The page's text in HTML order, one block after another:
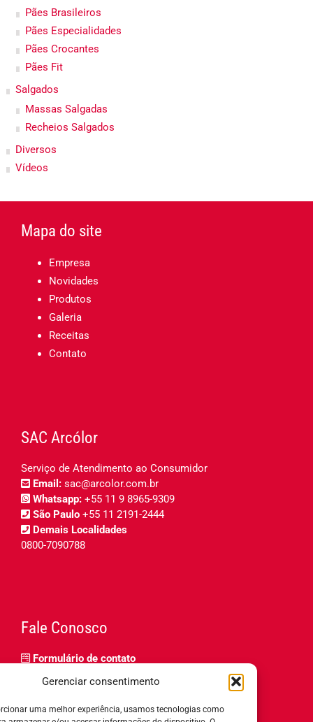
Gerenciar consentimento
uma melhor experiência, usamos tecnologias como
Pães Brasileiros
Pães Especialidades
Pães Crocantes
Pães Fit
Salgados
Massas Salgadas
Recheios Salgados
Diversos
Vídeos
Mapa do site
Empresa
Novidades
Produtos
Galeria
Receitas
Contato
SAC Arcólor
Serviço de Atendimento ao Consumidor
Email: sac@arcolor.com.br
Whatsapp: +55 11 9 8965-9309
São Paulo +55 11 2191-2444
Demais Localidades
0800-7090788
Fale Conosco
Formulário de contato
Relatório de igualdade salarial